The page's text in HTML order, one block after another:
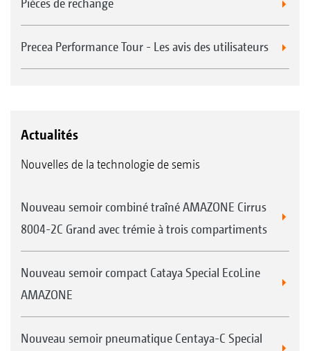
Pièces de rechange
Precea Performance Tour - Les avis des utilisateurs
Actualités
Nouvelles de la technologie de semis
Nouveau semoir combiné traîné AMAZONE Cirrus
8004-2C Grand avec trémie à trois compartiments
Nouveau semoir compact Cataya Special EcoLine
AMAZONE
Nouveau semoir pneumatique Centaya-C Special